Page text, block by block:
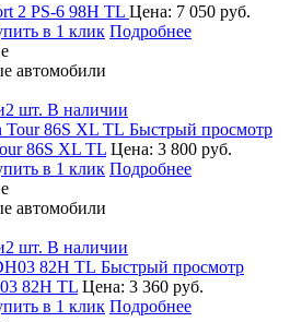
2 PS-6 98H TL Цена: 7 050 руб.
в 1 клик Подробнее
автомобили
2 шт. В наличии
Быстрый просмотр
86S XL TL Цена: 3 800 руб.
в 1 клик Подробнее
автомобили
2 шт. В наличии
Быстрый просмотр
82H TL Цена: 3 360 руб.
в 1 клик Подробнее